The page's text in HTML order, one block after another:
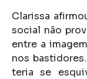
Clarissa
social não
entre a
nos
teria se